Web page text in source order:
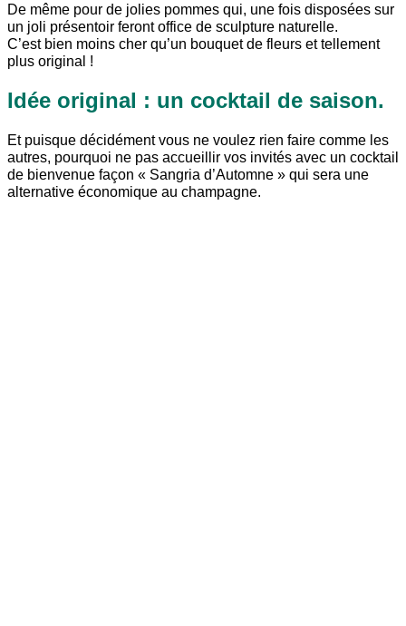
De même pour de jolies pommes qui, une fois disposées sur
un joli présentoir feront office de sculpture naturelle.
C’est bien moins cher qu’un bouquet de fleurs et tellement
plus original !
Idée original : un cocktail de saison.
Et puisque décidément vous ne voulez rien faire comme les
autres, pourquoi ne pas accueillir vos invités avec un cocktail
de bienvenue façon « Sangria d’Automne » qui sera une
alternative économique au champagne.